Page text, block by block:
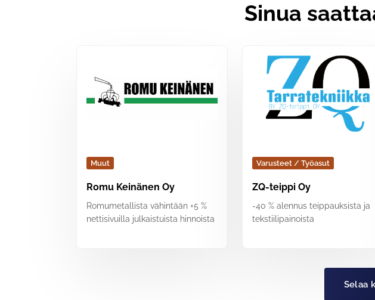
Sinua
Muut
Romu Keinänen Oy
Romumetallista vähintään +5 %
nettisivuilla julkaistuista hinnoista
Varusteet / Työasut
ZQ-teippi Oy
-40 % alennus teippauksista ja
tekstiilipainoista
Selaa